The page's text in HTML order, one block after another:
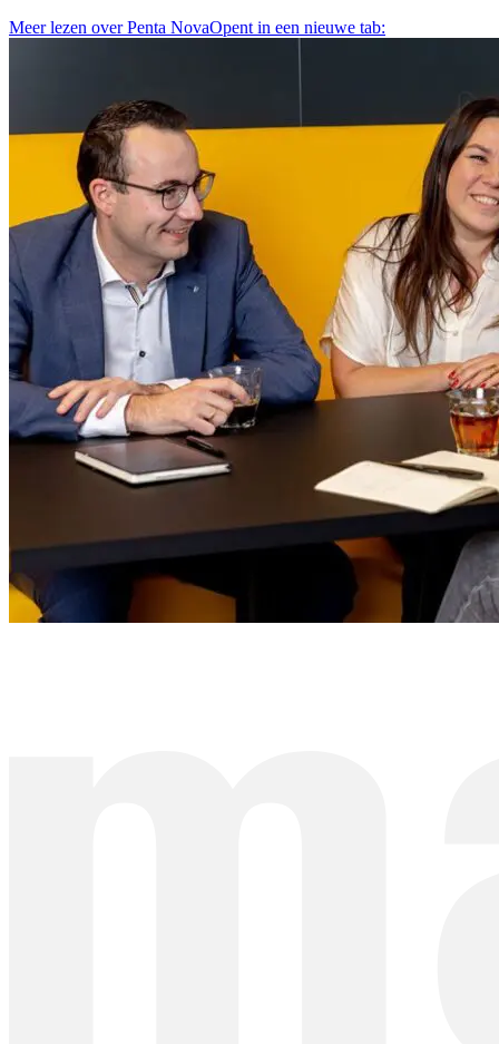
Meer lezen over Penta NovaOpent in een nieuwe tab: